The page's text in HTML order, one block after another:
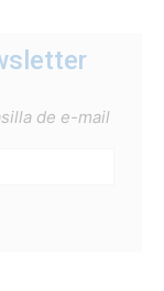
de e-mail